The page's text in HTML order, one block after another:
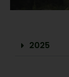
2025